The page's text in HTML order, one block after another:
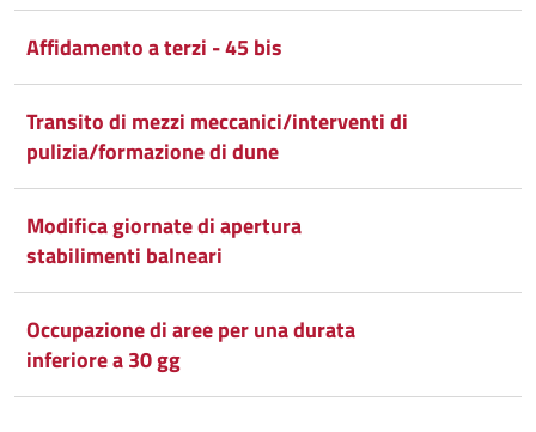
Affidamento a terzi - 45 bis
Transito di mezzi meccanici/interventi di
pulizia/formazione di dune
Modifica giornate di apertura
stabilimenti balneari
Occupazione di aree per una durata
inferiore a 30 gg